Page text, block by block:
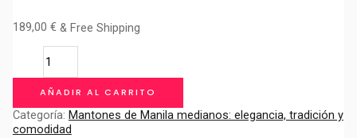
189,00 € & Free Shipping
MANILA
MEDIANO
cantidad
AÑADIR AL CARRITO
Categoría: Mantones de Manila medianos: elegancia, tradición y
comodidad